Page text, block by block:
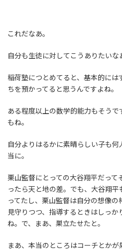
これだなあ。
自分も生徒に対してこうありたいな
稲荷塾につとめてると、基本的に
ちを預かってると思うんですよね。
ある程度以上の数学的能力もそう
もね。
自分よりはるかに素晴らしい子も何
当に。
栗山監督にとっての大谷翔平だって
ったら天と地の差。でも、大谷翔
ってたし、栗山監督は自分の想像
見守りつつ、指導するときはしっ
ね。で、まあ、巣立たせたと。
まあ、本当のところはコーチとか